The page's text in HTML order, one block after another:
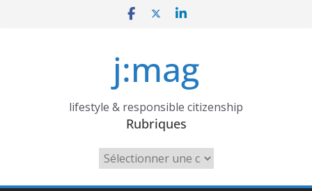
j:mag
lifestyle & responsible citizenship
Rubriques
Rubriques